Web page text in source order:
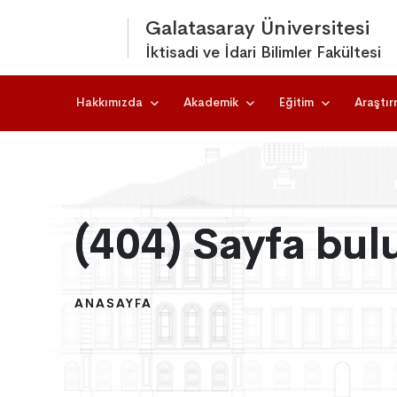
Galatasaray Üniversitesi
İktisadi ve İdari Bilimler Fakültesi
Hakkımızda Akademik Eğitim
(404) Sayfa
ANASAYFA
(404) Sayfa
ANASAYFA
(404) Sayfa
ANASAYFA